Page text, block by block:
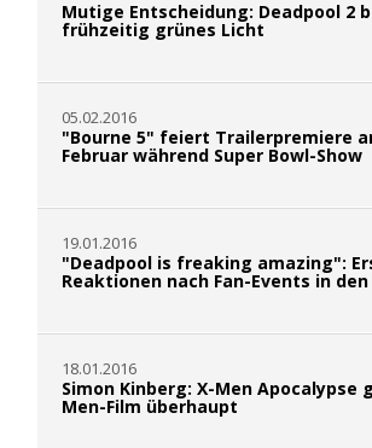
Mutige Entscheidung: Deadpool 2
frühzeitig grünes Licht
05.02.2016
"Bourne 5" feiert Trailerpremiere
Februar während Super Bowl-Show
19.01.2016
"Deadpool is freaking amazing":
Reaktionen nach Fan-Events in den
18.01.2016
Simon Kinberg: X-Men Apocalypse
Men-Film überhaupt